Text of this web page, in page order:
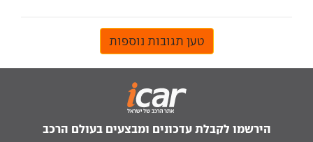
טען תגובות נוספות
הירשמו לקבלת עדכונים ומבצעים בעולם הרכב